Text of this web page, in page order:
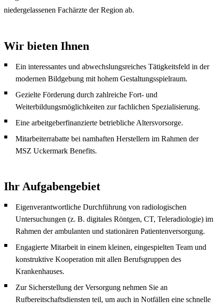
niedergelassenen Fachärzte der Region ab.
Wir bieten Ihnen
Ein interessantes und abwechslungsreiches Tätigkeitsfeld in der
modernen Bildgebung mit hohem Gestaltungsspielraum.
Gezielte Förderung durch zahlreiche Fort- und
Weiterbildungsmöglichkeiten zur fachlichen Spezialisierung.
Eine arbeitgeberfinanzierte betriebliche Altersvorsorge.
Mitarbeiterrabatte bei namhaften Herstellern im Rahmen der
MSZ Uckermark Benefits.
Ihr Aufgabengebiet
Eigenverantwortliche Durchführung von radiologischen
Untersuchungen (z. B. digitales Röntgen, CT, Teleradiologie) im
Rahmen der ambulanten und stationären Patientenversorgung.
Engagierte Mitarbeit in einem kleinen, eingespielten Team und
konstruktive Kooperation mit allen Berufsgruppen des
Krankenhauses.
Zur Sicherstellung der Versorgung nehmen Sie an
Rufbereitschaftsdiensten teil, um auch in Notfällen eine schnelle